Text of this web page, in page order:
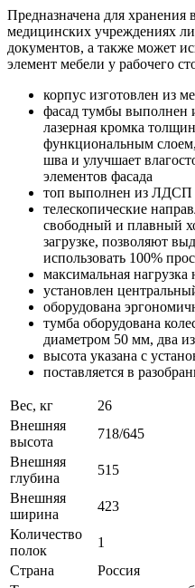
Предназначена для хранения
медицинских учреждениях
документов, а также может
элемент мебели у рабочего
корпус изготовлен из
фасад тумбы
лазерная кромка
функциональным
шва и улучшает
элементов фасада
топ выполнен из
телескопические
свободный и плавный
загрузке, позволяют
использовать 100%
максимальная нагрузка
установлен
оборудована
тумба оборудована
диаметром 50 мм, два
высота указана с
поставляется в
Вес, кг
26
Внешняя
высота
718/645
Внешняя
глубина
515
Внешняя
ширина
423
Количество
полок
1
Страна
Россия